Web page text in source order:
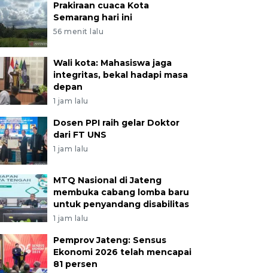
Prakiraan cuaca Kota
Semarang hari ini
56 menit lalu
Wali kota: Mahasiswa jaga
integritas, bekal hadapi masa
depan
1 jam lalu
Dosen PPI raih gelar Doktor
dari FT UNS
1 jam lalu
MTQ Nasional di Jateng
membuka cabang lomba baru
untuk penyandang disabilitas
1 jam lalu
Pemprov Jateng: Sensus
Ekonomi 2026 telah mencapai
81 persen